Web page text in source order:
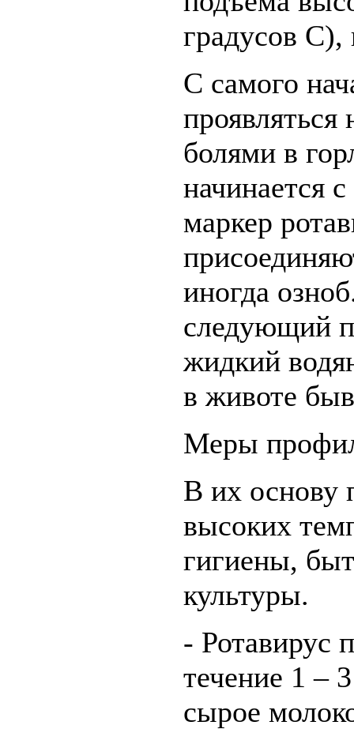
градусов С),
С самого
болями в
начинается
маркер
иногда
следующий
жидкий
в животе
Меры
В их основу
высоких
гигиены,
культуры.
- Ротавирус
течение 1 –
сырое